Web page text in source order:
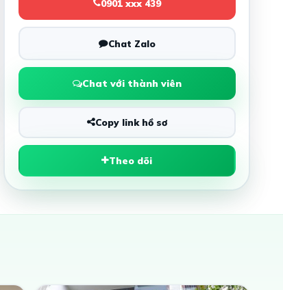
0901 xxx 439
Chat Zalo
Chat với thành viên
Copy link hồ sơ
Theo dõi